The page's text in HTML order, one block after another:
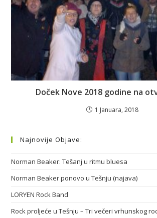
Doček Nove 2018 godine na
1 Januara, 2018
Najnovije Objave:
Norman Beaker: Tešanj u ritmu bluesa
Norman Beaker ponovo u Tešnju (najava)
LORYEN Rock Band
Rock proljeće u Tešnju – Tri večeri vrhunskog